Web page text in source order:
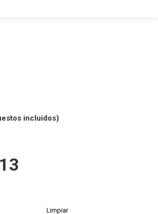
incluidos)
Limpiar